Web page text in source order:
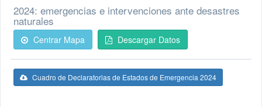
2024: emergencias e intervenciones ante desastres
naturales
Centrar Mapa Descargar Datos
Cuadro de Declaratorias de Estados de Emergencia 2024